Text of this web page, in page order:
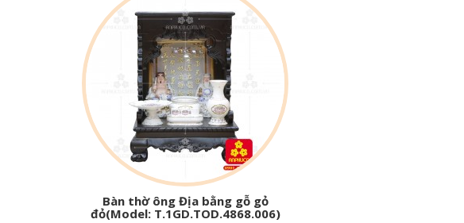
Bàn thờ ông Địa bằng gỗ gỏ
đỏ(Model: T.1GD.TOD.4868.006)